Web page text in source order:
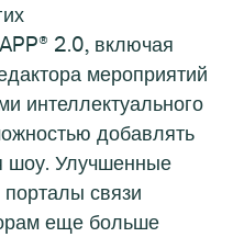
2.0, включая
мероприятий
интеллектуального
добавлять
шоу. Улучшенные
связи
еще больше